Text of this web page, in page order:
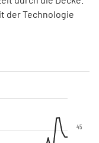
der Technologie
45